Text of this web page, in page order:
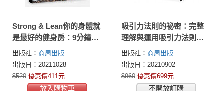
Strong & Lean你的身體就
是最好的健身房：9分鐘全
身肌群精實訓練
出版社： 商周出版
出版日：20211028
$520 優惠價411元
放入購物車
吸引力法則的祕密：完整
理解與運用吸引力法則的
第一套書
出版社： 商周出版
出版日：20210902
$960 優惠價699元
不開放訂購